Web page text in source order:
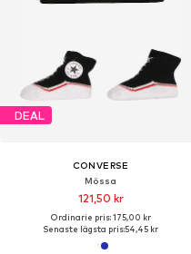
DEAL
CONVERSE
Mössa
121,50 kr
Ordinarie pris: 175,00 kr
Senaste lägsta pris:54,45 kr